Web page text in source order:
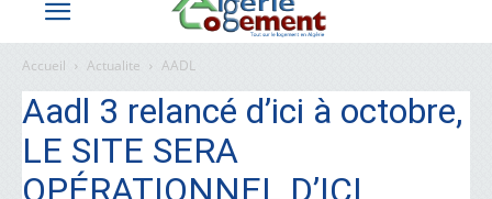
Accueil Actualite AADL
Aadl 3 relancé d’ici à octobre,
LE SITE SERA
OPÉRATIONNEL D’ICI